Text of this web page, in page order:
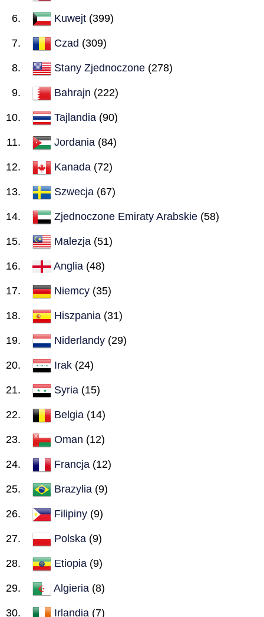
Kuwejt (399)
Czad (309)
Stany Zjednoczone (278)
Bahrajn (222)
Tajlandia (90)
Jordania (84)
Kanada (72)
Szwecja (67)
Zjednoczone Emiraty Arabskie (58)
Malezja (51)
Anglia (48)
Niemcy (35)
Hiszpania (31)
Niderlandy (29)
Irak (24)
Syria (15)
Belgia (14)
Oman (12)
Francja (12)
Brazylia (9)
Filipiny (9)
Polska (9)
Etiopia (9)
Algieria (8)
Irlandia (7)